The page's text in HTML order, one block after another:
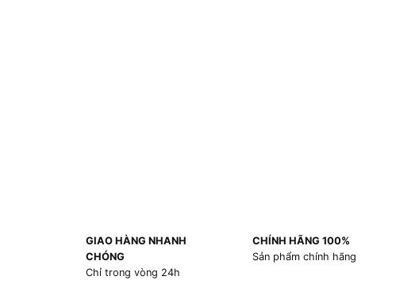
GIAO HÀNG NHANH
CHÓNG
Chỉ trong vòng 24h
CHÍNH HÃNG 100%
Sản phẩm chính hãng